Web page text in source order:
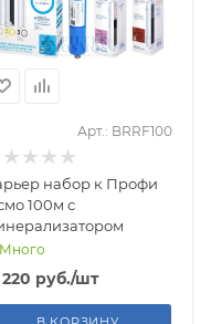
Арт.: BRRF100
набор к Профи
100м с
Много
руб./шт